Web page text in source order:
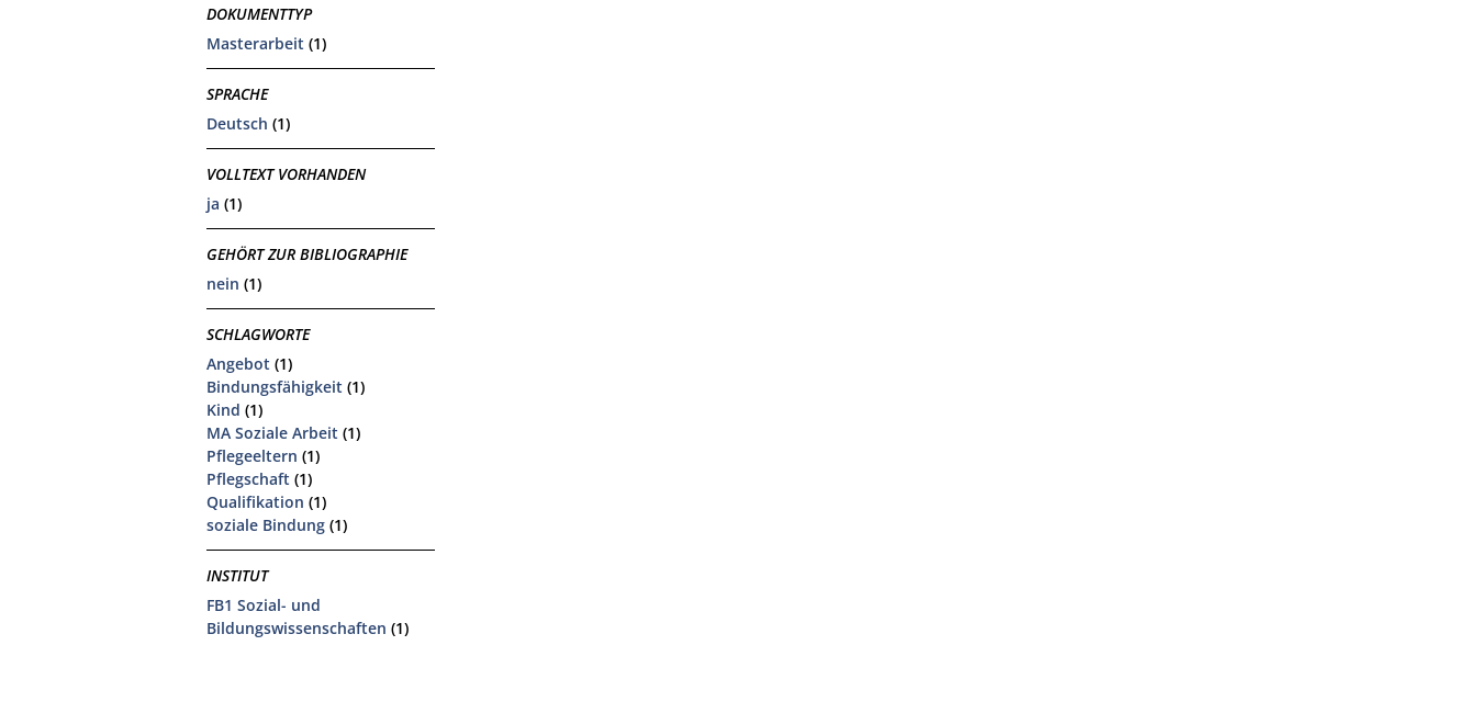
DOKUMENTTYP
Masterarbeit (1)
SPRACHE
Deutsch (1)
VOLLTEXT VORHANDEN
ja (1)
GEHÖRT ZUR BIBLIOGRAPHIE
nein (1)
SCHLAGWORTE
Angebot (1)
Bindungsfähigkeit (1)
Kind (1)
MA Soziale Arbeit (1)
Pflegeeltern (1)
Pflegschaft (1)
Qualifikation (1)
soziale Bindung (1)
INSTITUT
FB1 Sozial- und
Bildungswissenschaften (1)